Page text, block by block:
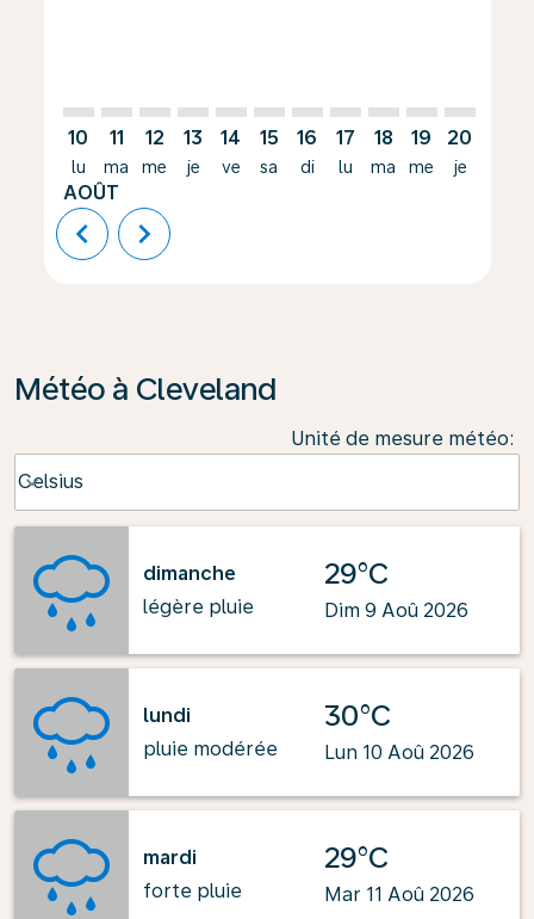
10
lu
AOÛT
11
ma
12
me
13
je
14
ve
15
sa
16
di
17
lu
18
ma
19
me
20
je
chevron_left chevron_right
Météo à Cleveland
Unité de mesure météo:
Celsius
keyboard_arrow_down
dimanche
légère pluie
29°C
Dim 9 Aoû 2026
lundi
pluie modérée
30°C
Lun 10 Aoû 2026
mardi
forte pluie
29°C
Mar 11 Aoû 2026